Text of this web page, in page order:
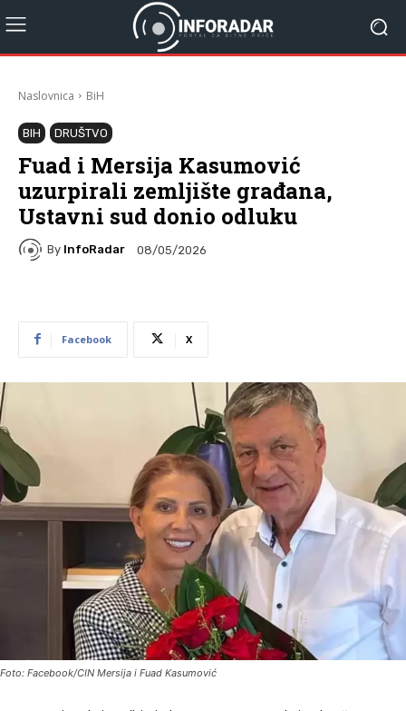
Naslovnica BiH
BIH DRUŠTVO
Fuad i Mersija Kasumović
uzurpirali zemljište građana,
Ustavni sud donio odluku
By InfoRadar 08/05/2026
Facebook X
Foto: Facebook/CIN Mersija i Fuad Kasumović